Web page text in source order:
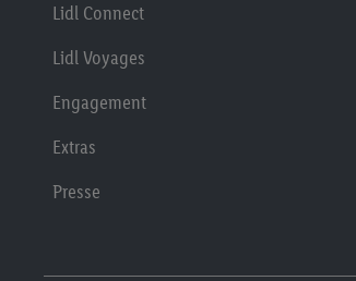
Lidl Connect
Lidl Voyages
Engagement
Extras
Presse